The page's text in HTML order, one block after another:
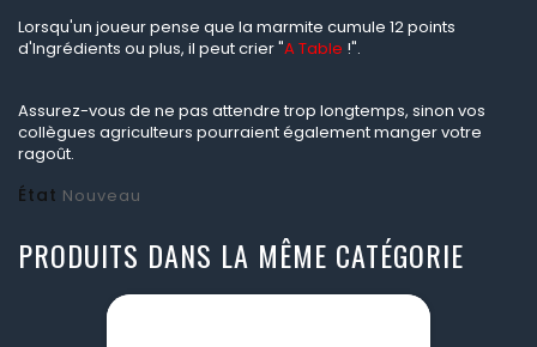
Lorsqu'un joueur pense que la marmite cumule 12 points
d'Ingrédients ou plus, il peut crier "A Table !".
Assurez-vous de ne pas attendre trop longtemps, sinon vos
collègues agriculteurs pourraient également manger votre
ragoût.
État Nouveau
PRODUITS DANS LA MÊME CATÉGORIE